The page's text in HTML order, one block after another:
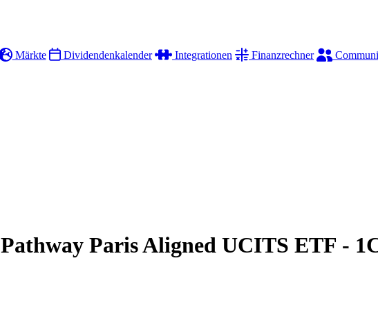
Märkte Dividendenkalender Integrationen Finanzrechner
Paris Aligned UCITS ETF -